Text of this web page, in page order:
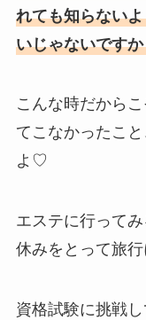
れても知らない
いじゃないです
こんな時だから
てこなかったこ
よ♡
エステに行ってみ
休みをとって旅行
資格試験に挑戦し